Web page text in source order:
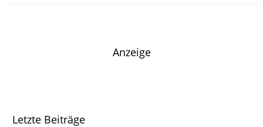
Anzeige
Letzte Beiträge